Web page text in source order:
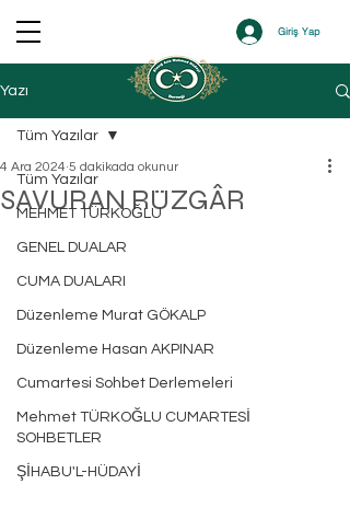
Giriş Yap
Yazı
Tüm Yazılar
MEHMET TÜRKOĞLU
GENEL DUALAR
CUMA DUALARI
Düzenleme Murat GÖKALP
Düzenleme Hasan AKPINAR
Cumartesi Sohbet Derlemeleri
Mehmet TÜRKOĞLU CUMARTESİ
SOHBETLER
ŞİHABU'L-HÜDAYİ
Tüm Yazılar
SAVURAN RÜZGÂR
4 Ara 2024 5 dakikada okunur